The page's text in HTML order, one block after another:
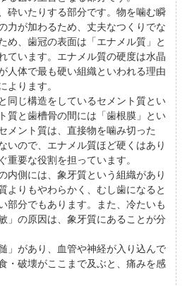
砕いたりする部分です。物を噛む瞬
力が加わるため、丈夫なつくりでな
め、歯冠の表面は「エナメル質」と
ています。エナメル質の硬度は水晶
人体で最も硬い組織といわれる理由
よります。
同じ構造をしているセメント質とい
質と歯槽骨の間には「歯根膜」とい
メント質は、直接物を噛み切った
いので、エナメル質ほど硬くはあり
重要な役割を担っています。
内側には、象牙質という組織があり
よりもやわらかく、むし歯になると
部分でもあります。また、冷たいも
」の原因は、象牙質にあることが分
」があり、血管や神経が入り込んで
・破壊がここまで及ぶと、痛みを感